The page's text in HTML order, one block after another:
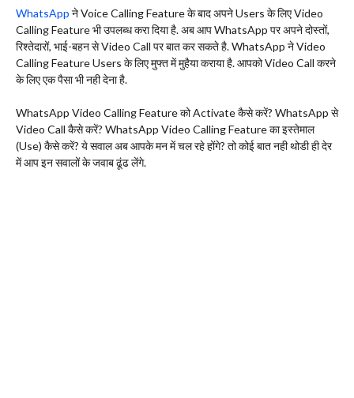
WhatsApp ने Voice Calling Feature के बाद अपने Users के लिए Video
Calling Feature भी उपलब्ध करा दिया है. अब आप WhatsApp पर अपने दोस्तों,
रिश्तेदारों, भाई-बहन से Video Call पर बात कर सकते है. WhatsApp ने Video
Calling Feature Users के लिए मुफ्त में मुहैया कराया है. आपको Video Call करने
के लिए एक पैसा भी नही देना है.
WhatsApp Video Calling Feature को Activate कैसे करें? WhatsApp से
Video Call कैसे करें? WhatsApp Video Calling Feature का इस्तेमाल
(Use) कैसे करें? ये सवाल अब आपके मन में चल रहे होंगे? तो कोई बात नही थोडी ही देर
में आप इन सवालों के जवाब ढूंढ लेंगे.